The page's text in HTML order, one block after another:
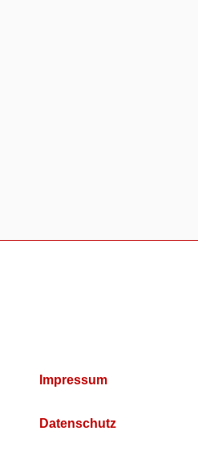
Impressum
Datenschutz